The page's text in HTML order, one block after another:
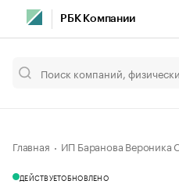
РБК Компании
Главная ИП Баранова Вероника
ДЕЙСТВУЕТОБНОВЛЕНО